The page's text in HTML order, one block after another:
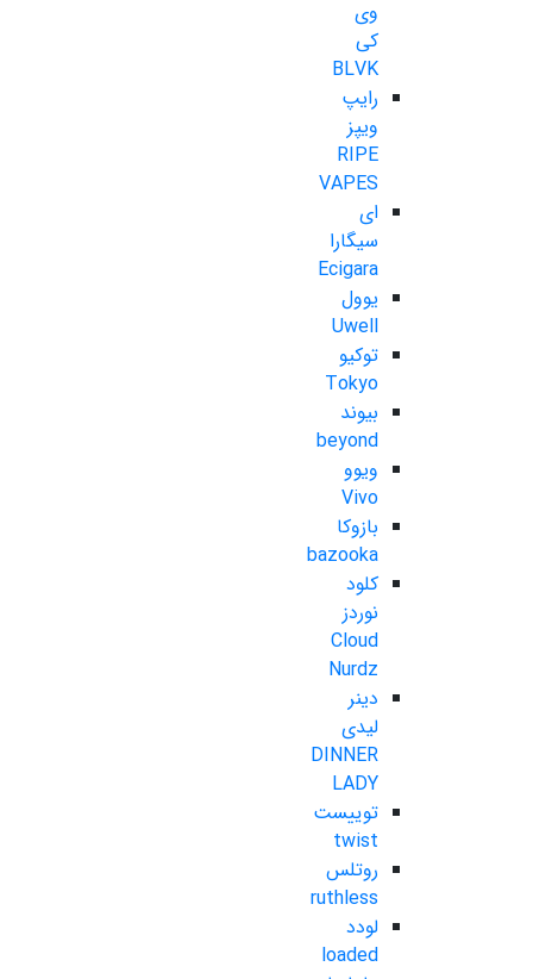
وی
کی
BLVK
رایپ
ویپز
RIPE
VAPES
ای
سیگارا
Ecigara
یوول
Uwell
توکیو
Tokyo
بیوند
beyond
ویوو
Vivo
بازوکا
bazooka
کلود
نوردز
Cloud
Nurdz
دینر
لیدی
DINNER
LADY
توییست
twist
روتلس
ruthless
لودد
loaded